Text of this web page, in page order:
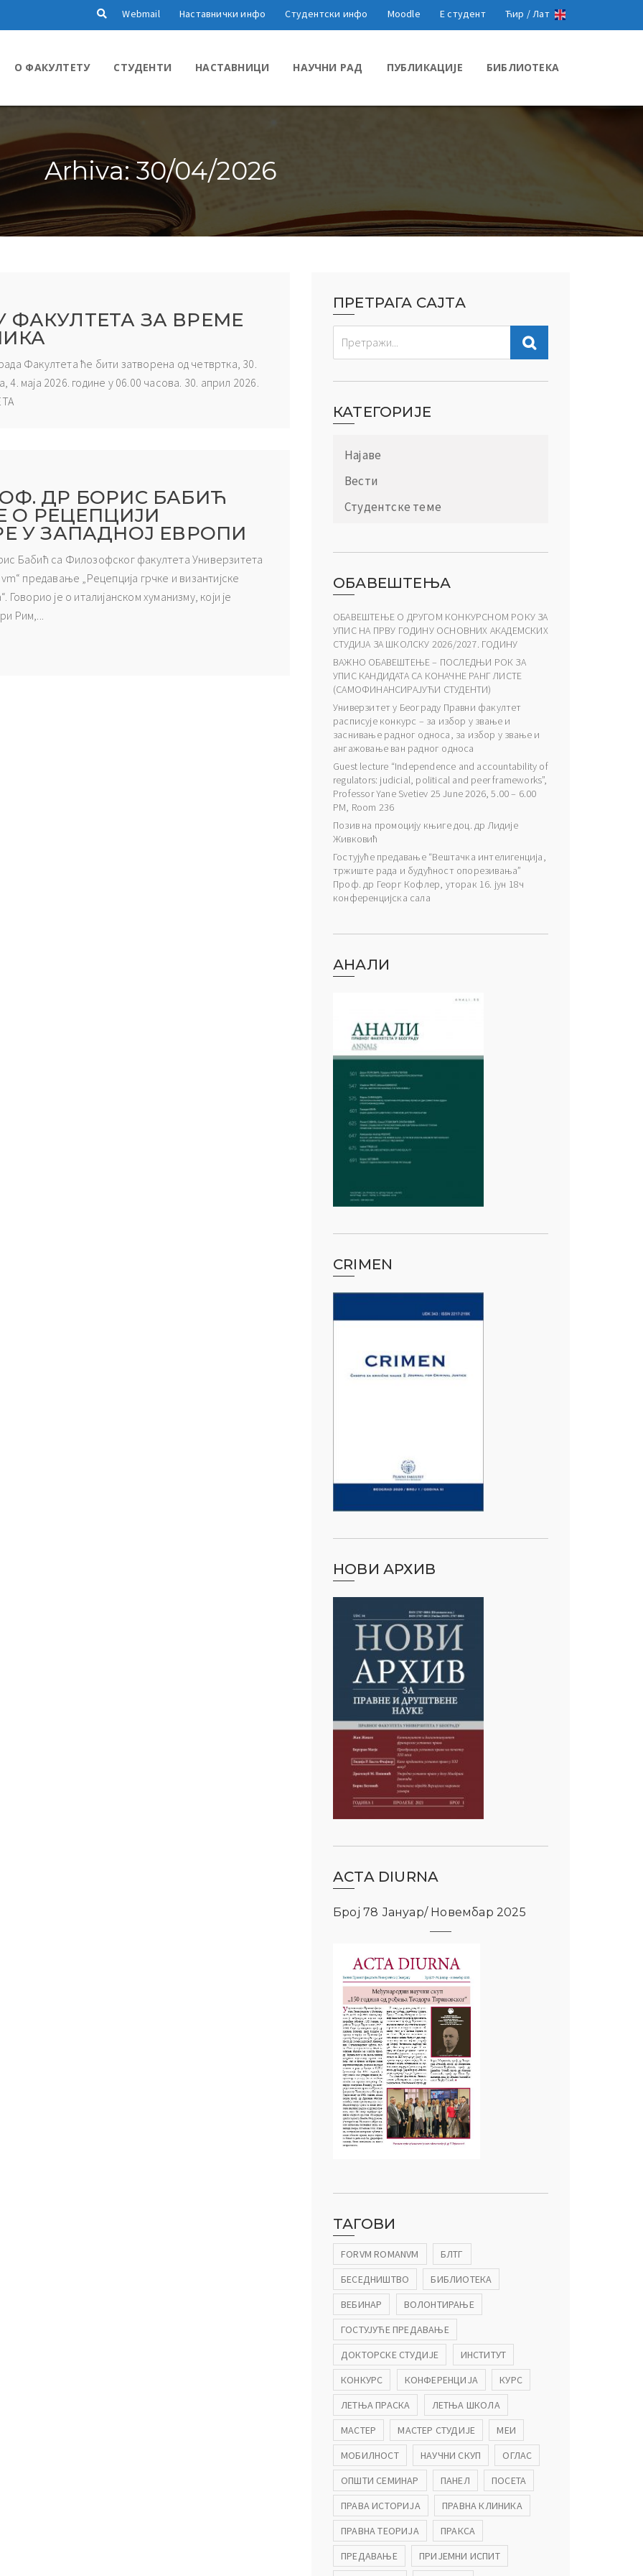
Webmail Наставнички инфо Студентски инфо Moodle Е студент Ћир /Лат
О ФАКУЛТЕТУ СТУДЕНТИ НАСТАВНИЦИ НАУЧНИ РАД ПУБЛИКАЦИЈЕ БИБЛИОТЕКА
Arhiva: 30/04/2026
ЗА ВРЕМЕ
Факултета ће бити затворена од четвртка, 30.
маја 2026. године у 06.00 часова. 30. април 2026.
ДР БОРИС БАБИЋ
РЕЦЕПЦИЈИ
У ЗАПАДНОЈ ЕВРОПИ
Бабић са Филозофског факултета Универзитета
предавање „Рецепција грчке и византијске
Говорио је о италијанском хуманизму, који је
Рим,...
ПРЕТРАГА САЈТА
КАТЕГОРИЈЕ
Најаве
Вести
Студентске теме
ОБАВЕШТЕЊА
ОБАВЕШТЕЊЕ О ДРУГОМ КОНКУРСНОМ РОКУ ЗА
УПИС НА ПРВУ ГОДИНУ ОСНОВНИХ АКАДЕМСКИХ
СТУДИЈА ЗА ШКОЛСКУ 2026/2027. ГОДИНУ
ВАЖНО ОБАВЕШТЕЊЕ – ПОСЛЕДЊИ РОК ЗА
УПИС КАНДИДАТА СА КОНАЧНЕ РАНГ ЛИСТЕ
(САМОФИНАНСИРАЈУЋИ СТУДЕНТИ)
Универзитет у Београду Правни факултет
расписује конкурс – за избор у звање и
заснивање радног односа, за избор у звање и
ангажовање ван радног односа
Guest lecture “Independence and accountability of
regulators: judicial, political and peer frameworks”,
Professor Yane Svetiev 25 June 2026, 5.00 – 6.00
PM, Room 236
Позив на промоцију књиге доц. др Лидије
Живковић
Гостујуће предавање “Вештачка интелигенција,
тржиште рада и будућност опорезивања”
Проф. др Георг Кофлер, уторак 16. јун 18ч
конференцијска сала
АНАЛИ
CRIMEN
НОВИ АРХИВ
ACTA DIURNA
Број 78 Јануар/ Новембар 2025
ТАГОВИ
FORVM ROMANVM
БЛТГ
БЕСЕДНИШТВО
БИБЛИОТЕКА
ВЕБИНАР
ВОЛОНТИРАЊЕ
ГОСТУЈУЋЕ ПРЕДАВАЊЕ
ДОКТОРСКЕ СТУДИЈЕ
ИНСТИТУТ
КОНКУРС
КОНФЕРЕНЦИЈА
КУРС
ЛЕТЊА ПРАСКА
ЛЕТЊА ШКОЛА
МАСТЕР
МАСТЕР СТУДИЈЕ
МЕИ
МОБИЛНОСТ
НАУЧНИ СКУП
ОГЛАС
ОПШТИ СЕМИНАР
ПАНЕЛ
ПОСЕТА
ПРАВА ИСТОРИЈА
ПРАВНА КЛИНИКА
ПРАВНА ТЕОРИЈА
ПРАКСА
ПРЕДАВАЊЕ
ПРИЈЕМНИ ИСПИТ